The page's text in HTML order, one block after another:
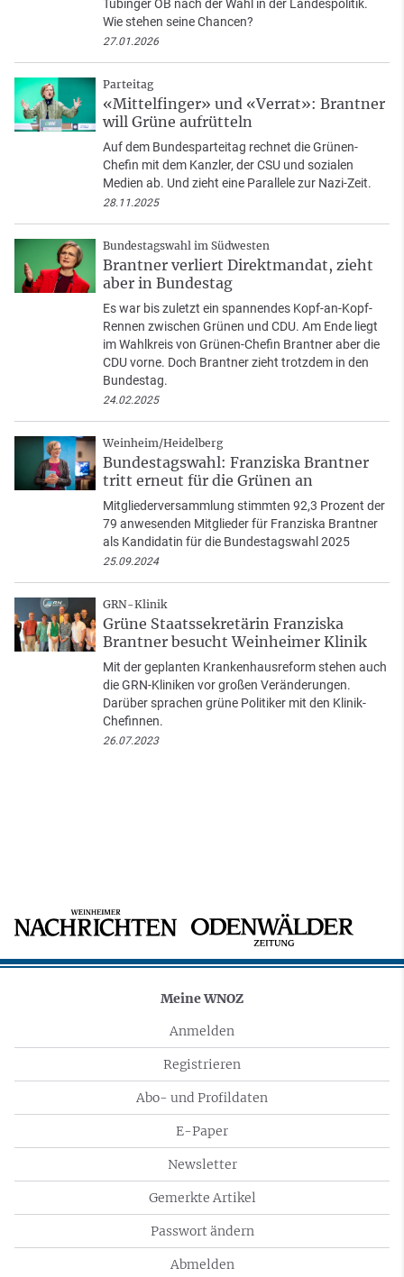
Tübinger OB nach der Wahl in der Landespolitik.
Wie stehen seine Chancen?
27.01.2026
Parteitag
«Mittelfinger» und «Verrat»: Brantner
will Grüne aufrütteln
Auf dem Bundesparteitag rechnet die Grünen-
Chefin mit dem Kanzler, der CSU und sozialen
Medien ab. Und zieht eine Parallele zur Nazi-Zeit.
28.11.2025
Bundestagswahl im Südwesten
Brantner verliert Direktmandat, zieht
aber in Bundestag
Es war bis zuletzt ein spannendes Kopf-an-Kopf-
Rennen zwischen Grünen und CDU. Am Ende liegt
im Wahlkreis von Grünen-Chefin Brantner aber die
CDU vorne. Doch Brantner zieht trotzdem in den
Bundestag.
24.02.2025
Weinheim/Heidelberg
Bundestagswahl: Franziska Brantner
tritt erneut für die Grünen an
Mitgliederversammlung stimmten 92,3 Prozent der
79 anwesenden Mitglieder für Franziska Brantner
als Kandidatin für die Bundestagswahl 2025
25.09.2024
GRN-Klinik
Grüne Staatssekretärin Franziska
Brantner besucht Weinheimer Klinik
Mit der geplanten Krankenhausreform stehen auch
die GRN-Kliniken vor großen Veränderungen.
Darüber sprachen grüne Politiker mit den Klinik-
Chefinnen.
26.07.2023
Meine WNOZ
Anmelden
Registrieren
Abo- und Profildaten
E-Paper
Newsletter
Gemerkte Artikel
Passwort ändern
Abmelden